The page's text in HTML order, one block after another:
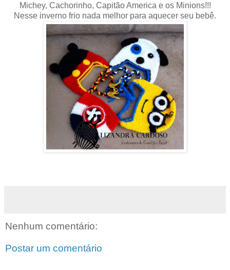
Michey, Cachorinho, Capitão America e os Minions!!!
Nesse inverno frio nada melhor para aquecer seu bebê.
Nenhum comentário:
Postar um comentário